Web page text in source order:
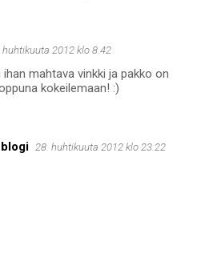
huhtikuuta 2012 klo 8.42
mahtava vinkki ja pakko on
kokeilemaan! :)
28. huhtikuuta 2012 klo 23.22